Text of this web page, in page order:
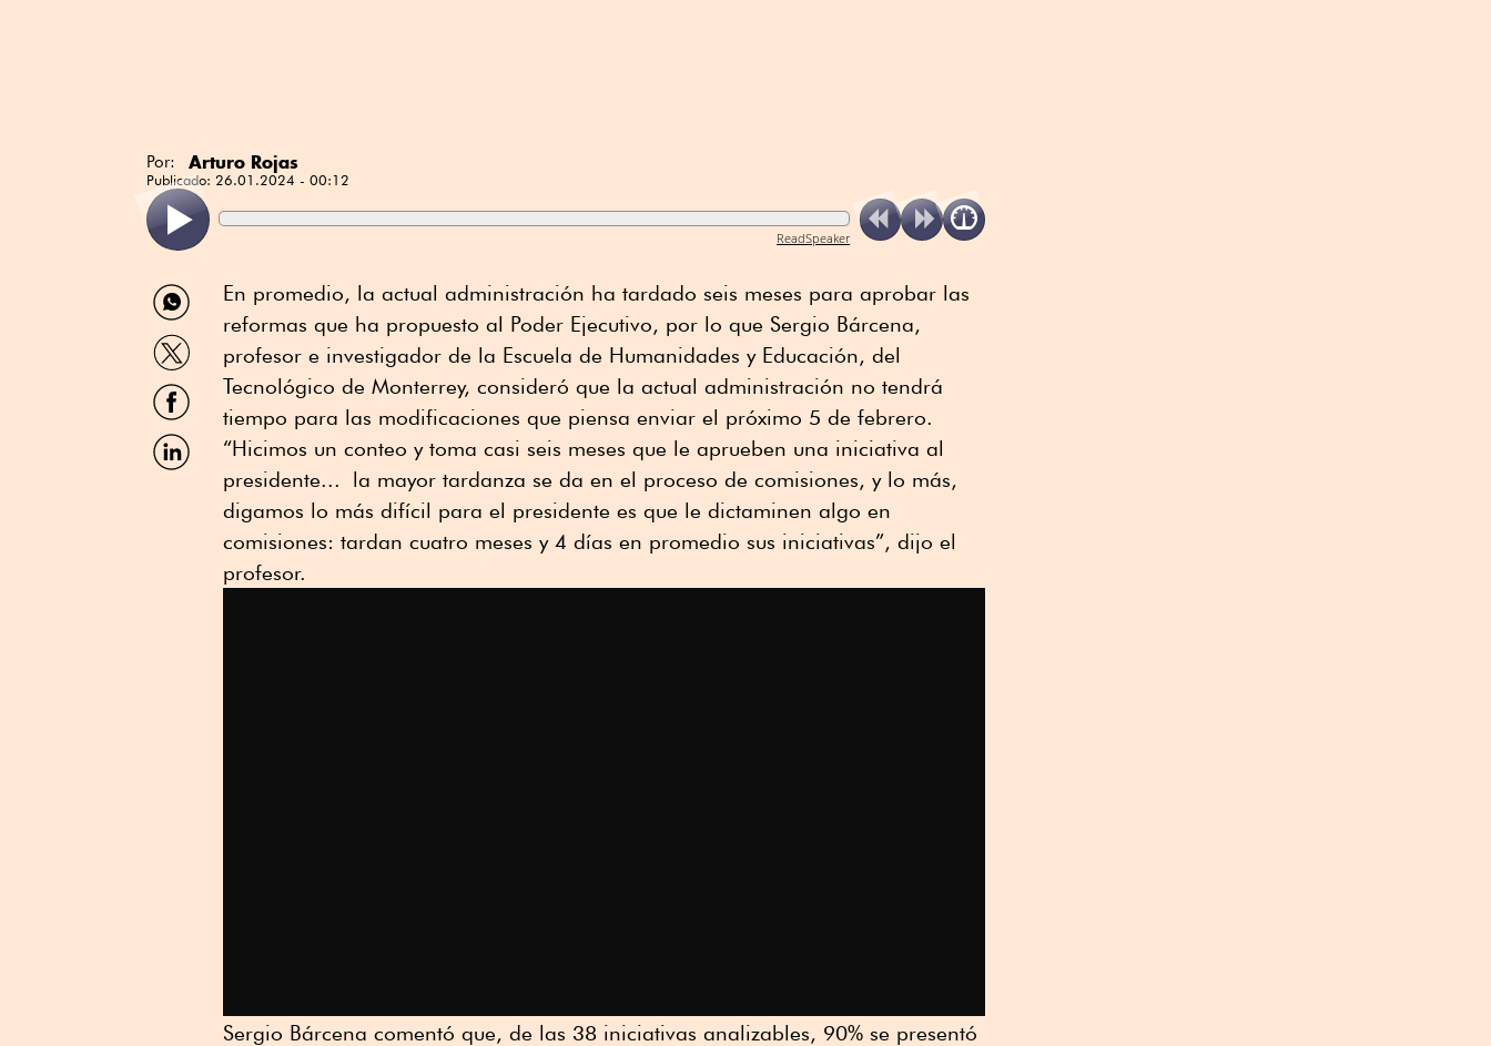
Por: Arturo Rojas
Publicado: 26.01.2024 - 00:12
ReadSpeaker
Compartir
por
WhatsApp
Compartir
por
Twitter
Compartir
por
Facebook
Compartir
por
En promedio, la actual administración ha tardado seis meses para aprobar las
reformas que ha propuesto al Poder Ejecutivo, por lo que Sergio Bárcena,
profesor e investigador de la Escuela de Humanidades y Educación, del
Tecnológico de Monterrey, consideró que la actual administración no tendrá
tiempo para las modificaciones que piensa enviar el próximo 5 de febrero.
“Hicimos un conteo y toma casi seis meses que le aprueben una iniciativa al
presidente... la mayor tardanza se da en el proceso de comisiones, y lo más,
digamos lo más difícil para el presidente es que le dictaminen algo en
comisiones: tardan cuatro meses y 4 días en promedio sus iniciativas”, dijo el
profesor.
Sergio Bárcena comentó que, de las 38 iniciativas analizables, 90% se presentó